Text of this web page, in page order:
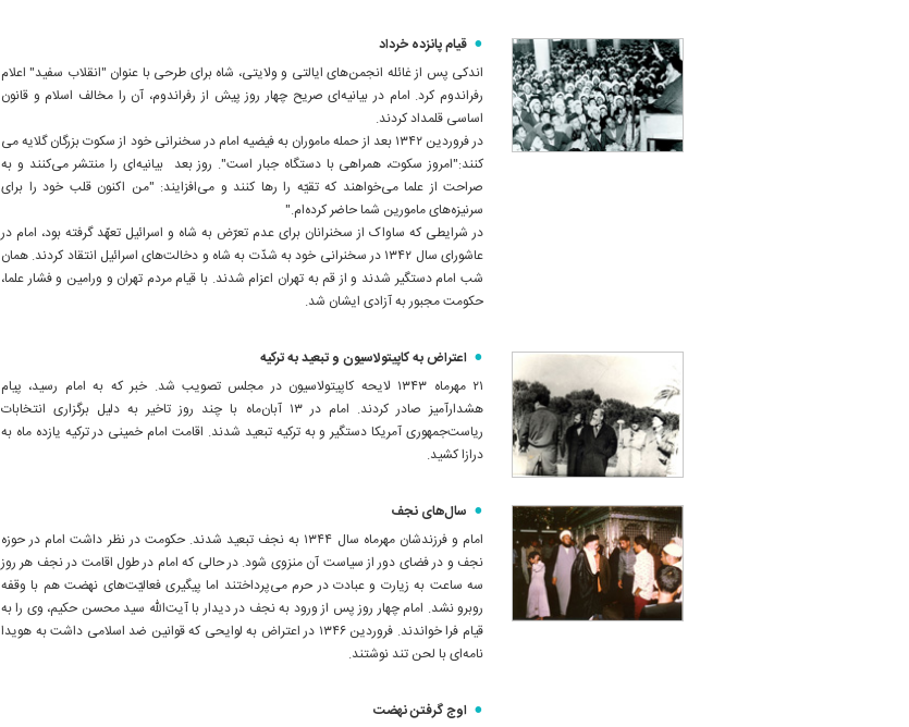
قیام پانزده خرداد
اندکی پس از غائله انجمن‌های ایالتی و ولایتی، شاه برای طرحی با عنوان "انقلاب سفید" اعلام
رفراندوم کرد. امام در بیانیه‌ای صریح چهار روز پیش از رفراندوم، آن را مخالف اسلام و قانون
اساسی قلمداد کردند.
در فروردین ۱۳۴۲ بعد از حمله ماموران به فیضیه امام در سخنرانی خود از سکوت بزرگان گلایه می
کنند:"امروز سکوت، همراهی با دستگاه جبار است". روز بعد بیانیه‌ای را منتشر می‌کنند و به
صراحت از علما می‌خواهند که تقیّه را رها کنند و می‌افزایند: "من اکنون قلب خود را برای
سرنیزه‌های مامورین شما حاضر کرده‌ام."
در شرایطی که ساواک از سخنرانان برای عدم تعرّض به شاه و اسرائیل تعهّد گرفته بود، امام در
عاشورای سال ۱۳۴۲ در سخنرانی خود به شدّت به شاه و دخالت‌های اسرائیل انتقاد کردند. همان
شب امام دستگیر شدند و از قم به تهران اعزام شدند. با قیام مردم تهران و ورامین و فشار علما،
حکومت مجبور به آزادی ایشان شد.
اعتراض به کاپیتولاسیون و تبعید به ترکیه
۲۱ مهرماه ۱۳۴۳ لایحه کاپیتولاسیون در مجلس تصویب شد. خبر که به امام رسید، پیام
هشدارآمیز صادر کردند. امام در ۱۳ آبان‌ماه با چند روز تاخیر به دلیل برگزاری انتخابات
ریاست‌جمهوری آمریکا دستگیر و به ترکیه تبعید شدند. اقامت امام خمینی در ترکیه یازده ماه به
درازا کشید.
سال‌های نجف
امام و فرزندشان مهرماه سال ۱۳۴۴ به نجف تبعید شدند. حکومت در نظر داشت امام در حوزه
نجف و در فضای دور از سیاست آن منزوی شود. در حالی که امام در طول اقامت در نجف هر روز
سه ساعت به زیارت و عبادت در حرم می‌پرداختند اما پیگیری فعالیّت‌های نهضت هم با وقفه‌
روبرو نشد. امام چهار روز پس از ورود به نجف در دیدار با آیت‌الله سید محسن حکیم، وی را به
قیام فرا خواندند. فروردین ۱۳۴۶ در اعتراض به لوایحی که قوانین ضد اسلامی داشت به هویدا
نامه‌ای با لحن تند نوشتند.
اوج گرفتن نهضت